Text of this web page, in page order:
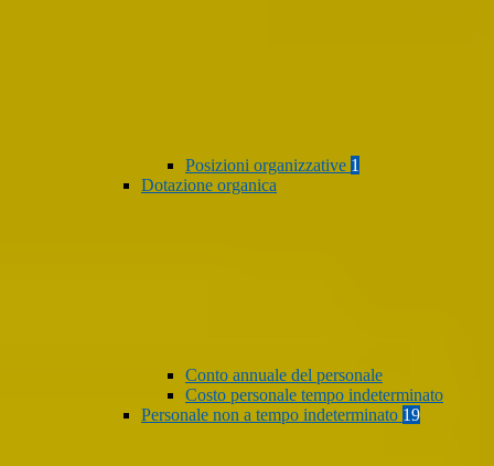
Posizioni organizzative 1
Dotazione organica
Conto annuale del personale
Costo personale tempo indeterminato
Personale non a tempo indeterminato 19